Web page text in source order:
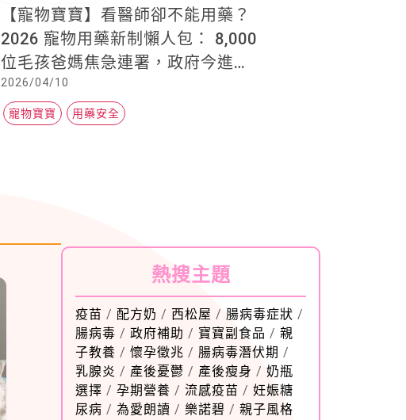
【寵物寶寶】看醫師卻不能用藥？
2026 寵物用藥新制懶人包： 8,000
位毛孩爸媽焦急連署，政府今進行
跨部會關鍵會議！
2026/04/10
寵物寶寶 用藥安全
熱搜主題
疫苗 / 配方奶 / 西松屋 / 腸病毒症狀 /
腸病毒 / 政府補助 / 寶寶副食品 / 親
子教養 / 懷孕徵兆 / 腸病毒潛伏期 /
乳腺炎 / 產後憂鬱 / 產後瘦身 / 奶瓶
選擇 / 孕期營養 / 流感疫苗 / 妊娠糖
尿病 / 為愛朗讀 / 樂諾碧 / 親子風格